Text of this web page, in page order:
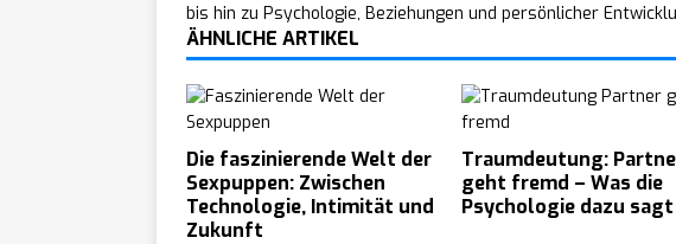
bis hin zu Psychologie, Beziehungen und persönlicher
ÄHNLICHE ARTIKEL
Die faszinierende Welt der
Sexpuppen: Zwischen
Technologie, Intimität und
Zukunft
Traumdeutung:
geht fremd – Was die
Psychologie dazu sagt